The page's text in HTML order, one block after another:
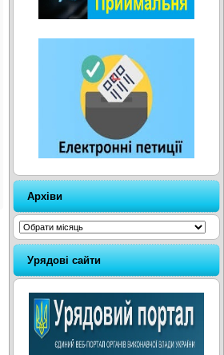
Архіви
Архіви
Урядові сайти